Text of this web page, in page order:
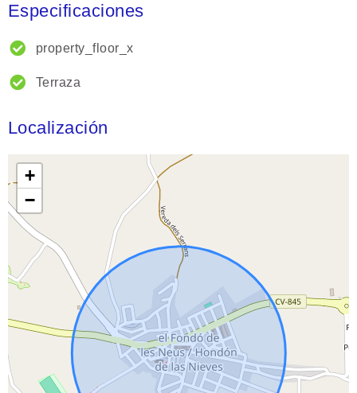
Especificaciones
property_floor_x
Terraza
Localización
+
−